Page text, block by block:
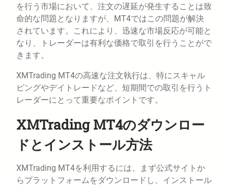
を行う市場において、注文の遅延が発生することは致
命的な問題となりますが、MT4ではこの問題が解決
されています。これにより、迅速な市場反応が可能と
なり、トレーダーは有利な価格で取引を行うことがで
きます。
XMTrading MT4の高速な注文執行は、特にスキャル
ピングやデイトレードなど、短期間での取引を行うト
レーダーにとって重要なポイントです。
XMTrading MT4のダウンロー
ドとインストール方法
XMTrading MT4を利用するには、まず公式サイトか
らプラットフォームをダウンロードし、インストール